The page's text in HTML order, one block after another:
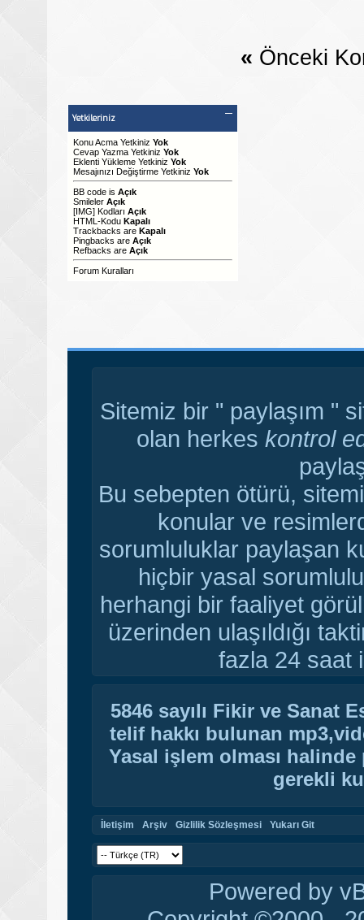
« Önceki
Yetkileriniz
Konu Acma Yetkiniz Yok
Cevap Yazma Yetkiniz Yok
Eklenti Yükleme Yetkiniz Yok
Mesajınızı Değiştirme Yetkiniz Yok
BB code is Açık
Smileler Açık
[IMG] Kodları Açık
HTML-Kodu Kapalı
Trackbacks are Kapalı
Pingbacks are Açık
Refbacks are Açık
Forum Kuralları
Sitemiz bir " paylaşım "
olan herkes kontrol
Bu sebepten ötürü,
konular ve
sorumluluklar paylaşan
hiçbir yasal
herhangi bir faaliyet
üzerinden ulaşıldığı
fazla 24 saat
5846 sayılı Fikir ve Sanat
telif hakkı bulunan
Yasal işlem olması
gerekli
İletişim Arşiv Gizlilik Sözleşmesi Yukarı Git
Powered by